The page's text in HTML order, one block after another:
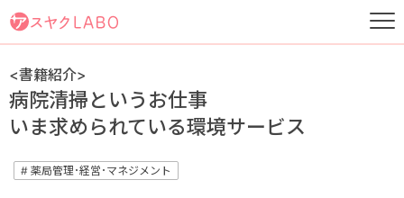
<書籍紹介>
病院清掃というお仕事
いま求められている環境サービス
# 薬局管理･経営･マネジメント